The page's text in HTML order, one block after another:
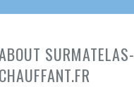
SURMATELAS-
CHAUFFANT.FR